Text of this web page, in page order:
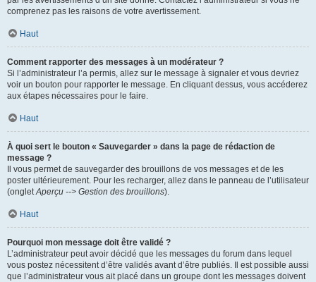
comprenez pas les raisons de votre avertissement.
Haut
Comment rapporter des messages à un modérateur ?
Si l’administrateur l’a permis, allez sur le message à signaler et vous devriez
voir un bouton pour rapporter le message. En cliquant dessus, vous accéderez
aux étapes nécessaires pour le faire.
Haut
À quoi sert le bouton « Sauvegarder » dans la page de rédaction de
message ?
Il vous permet de sauvegarder des brouillons de vos messages et de les
poster ultérieurement. Pour les recharger, allez dans le panneau de l’utilisateur
(ongletAperçu --> Gestion des brouillons).
Haut
Pourquoi mon message doit être validé ?
L’administrateur peut avoir décidé que les messages du forum dans lequel
vous postez nécessitent d’être validés avant d’être publiés. Il est possible aussi
que l’administrateur vous ait placé dans un groupe dont les messages doivent